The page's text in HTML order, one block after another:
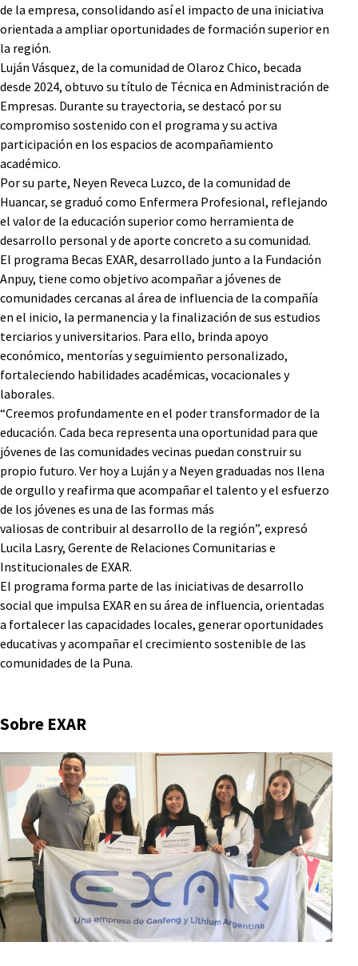
de la empresa, consolidando así el impacto de una iniciativa
orientada a ampliar oportunidades de formación superior en
la región.
Luján Vásquez, de la comunidad de Olaroz Chico, becada
desde 2024, obtuvo su título de Técnica en Administración de
Empresas. Durante su trayectoria, se destacó por su
compromiso sostenido con el programa y su activa
participación en los espacios de acompañamiento
académico.
Por su parte, Neyen Reveca Luzco, de la comunidad de
Huancar, se graduó como Enfermera Profesional, reflejando
el valor de la educación superior como herramienta de
desarrollo personal y de aporte concreto a su comunidad.
El programa Becas EXAR, desarrollado junto a la Fundación
Anpuy, tiene como objetivo acompañar a jóvenes de
comunidades cercanas al área de influencia de la compañía
en el inicio, la permanencia y la finalización de sus estudios
terciarios y universitarios. Para ello, brinda apoyo
económico, mentorías y seguimiento personalizado,
fortaleciendo habilidades académicas, vocacionales y
laborales.
“Creemos profundamente en el poder transformador de la
educación. Cada beca representa una oportunidad para que
jóvenes de las comunidades vecinas puedan construir su
propio futuro. Ver hoy a Luján y a Neyen graduadas nos llena
de orgullo y reafirma que acompañar el talento y el esfuerzo
de los jóvenes es una de las formas más
valiosas de contribuir al desarrollo de la región”, expresó
Lucila Lasry, Gerente de Relaciones Comunitarias e
Institucionales de EXAR.
El programa forma parte de las iniciativas de desarrollo
social que impulsa EXAR en su área de influencia, orientadas
a fortalecer las capacidades locales, generar oportunidades
educativas y acompañar el crecimiento sostenible de las
comunidades de la Puna.
Sobre EXAR